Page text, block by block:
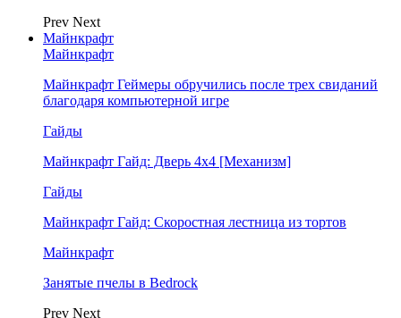
Prev Next
Майнкрафт
Майнкрафт
Майнкрафт Геймеры обручились после трех свиданий
благодаря компьютерной игре
Гайды
Майнкрафт Гайд: Дверь 4х4 [Механизм]
Гайды
Майнкрафт Гайд: Скоростная лестница из тортов
Майнкрафт
Занятые пчелы в Bedrock
Prev Next